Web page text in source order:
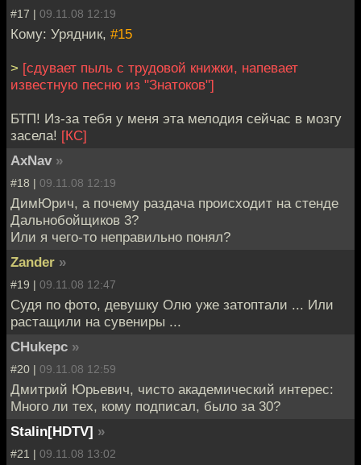
#17 | 09.11.08 12:19
Кому: Урядник, #15
> [сдувает пыль с трудовой книжки, напевает
известную песню из "Знатоков"]
БТП! Из-за тебя у меня эта мелодия сейчас в мозгу
засела! [КС]
AxNav »
#18 | 09.11.08 12:19
ДимЮрич, а почему раздача происходит на стенде
Дальнобойщиков 3?
Или я чего-то неправильно понял?
Zander »
#19 | 09.11.08 12:47
Судя по фото, девушку Олю уже затоптали ... Или
растащили на сувениры ...
CHukepc »
#20 | 09.11.08 12:59
Дмитрий Юрьевич, чисто академический интерес:
Много ли тех, кому подписал, было за 30?
Stalin[HDTV] »
#21 | 09.11.08 13:02